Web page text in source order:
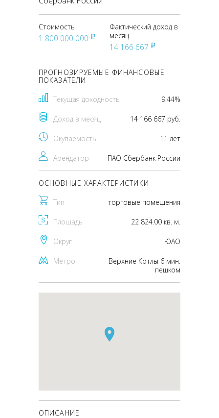
Стоимость
1 800 000 000 pуб
Фактический доход в
месяц
14 166 667 pуб
ПРОГНОЗИРУЕМЫЕ ФИНАНСОВЫЕ
ПОКАЗАТЕЛИ
Текущая доходность 9.44%
Доход в месяц 14 166 667 руб.
Окупаемость 11 лет
Арендатор ПАО Сбербанк России
ОСНОВНЫЕ ХАРАКТЕРИСТИКИ
Тип торговые помещения
Площадь 22 824.00 кв. м.
Округ ЮАО
Метро
Верхние Котлы 6 мин.
пешком
ОПИСАНИЕ